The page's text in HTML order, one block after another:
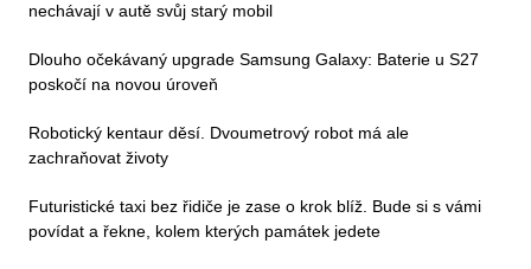
nechávají v autě svůj starý mobil
Dlouho očekávaný upgrade Samsung Galaxy: Baterie u S27
poskočí na novou úroveň
Robotický kentaur děsí. Dvoumetrový robot má ale
zachraňovat životy
Futuristické taxi bez řidiče je zase o krok blíž. Bude si s vámi
povídat a řekne, kolem kterých památek jedete